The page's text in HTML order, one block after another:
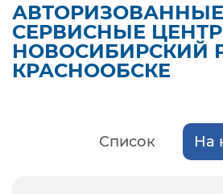
АВТОРИЗОВАННЫЕ
СЕРВИСНЫЕ
НОВОСИБИРСКИЙ
КРАСНООБСКЕ
Список На